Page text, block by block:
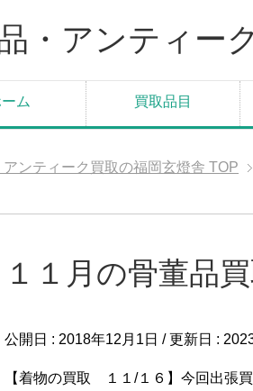
・アンティー
ム 買取品目
ンティーク買取の福岡玄燈舎 TOP
１１月の骨董品
公開日 : 2018年12月1日 / 更新日 :
【着物の買取 １１/１６】今回出張